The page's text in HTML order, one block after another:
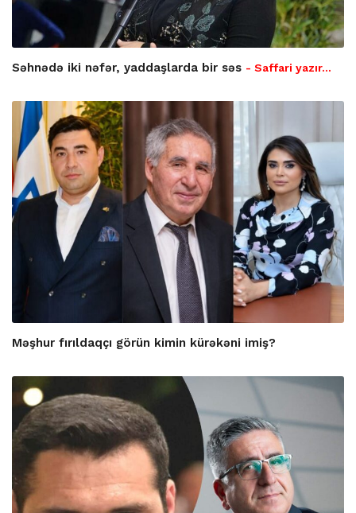
Səhnədə iki nəfər, yaddaşlarda bir səs - Saffari yazır…
Məşhur fırıldaqçı görün kimin kürəkəni imiş?